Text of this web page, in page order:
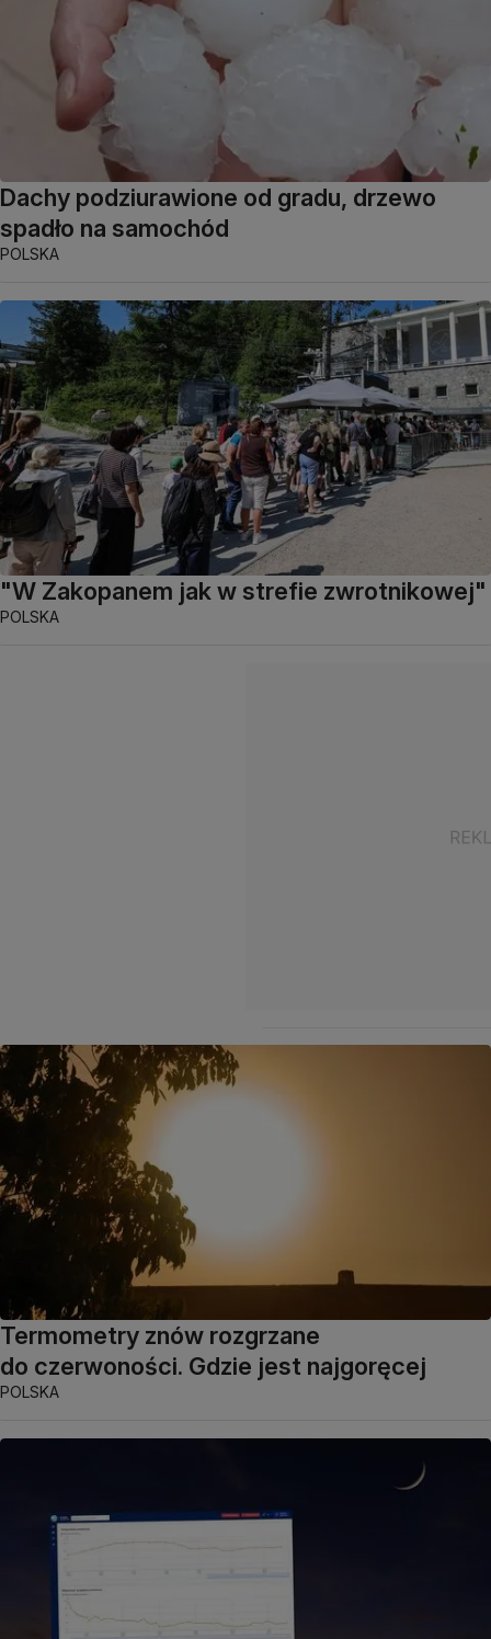
Dachy podziurawione od gradu, drzewo
spadło na samochód
POLSKA
"W Zakopanem jak w strefie zwrotnikowej"
POLSKA
Termometry znów rozgrzane
do czerwoności. Gdzie jest najgoręcej
POLSKA